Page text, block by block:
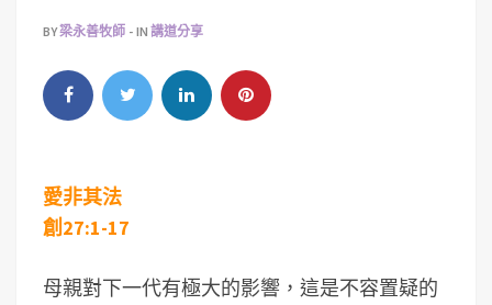
BY梁永善牧師 IN 講道分享
愛非其法
創27:1-17
母親對下一代有極大的影響，這是不容置疑的